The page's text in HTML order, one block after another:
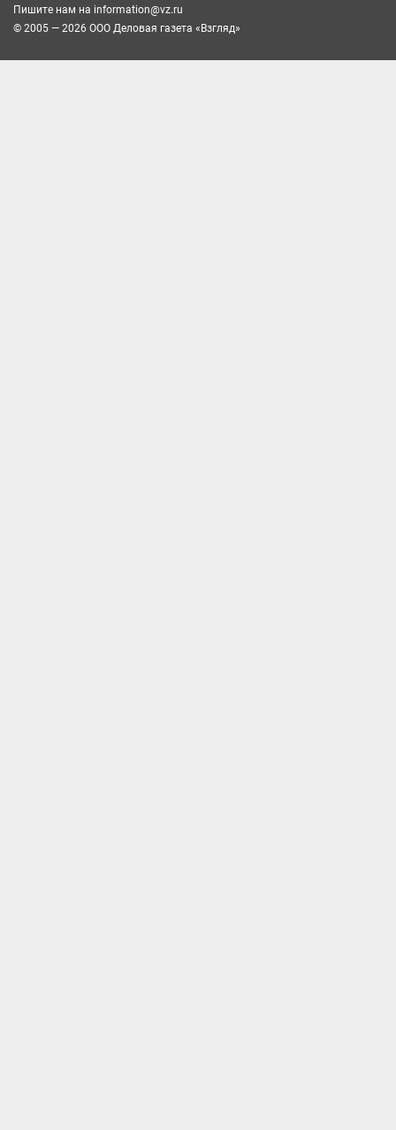
Пишите нам на information@vz.ru
© 2005 — 2026 ООО Деловая газета «Взгляд»